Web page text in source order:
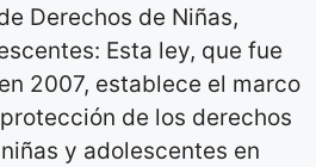
Derechos de Niñas,
Esta ley, que fue
2007, establece el marco
de los derechos
y adolescentes en